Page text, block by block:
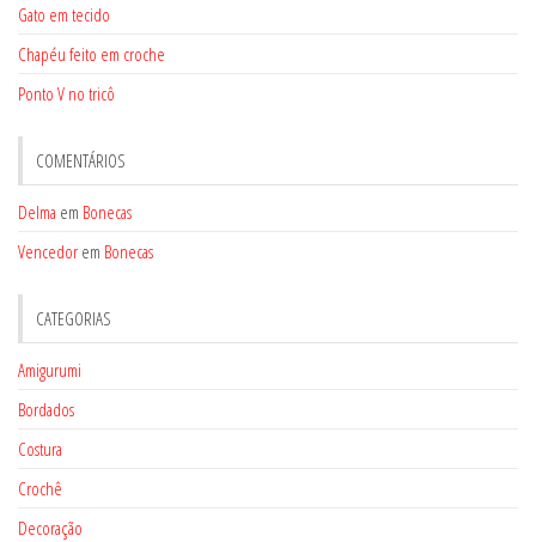
Gato em tecido
Chapéu feito em croche
Ponto V no tricô
COMENTÁRIOS
Delma em Bonecas
Vencedor em Bonecas
CATEGORIAS
Amigurumi
Bordados
Costura
Crochê
Decoração